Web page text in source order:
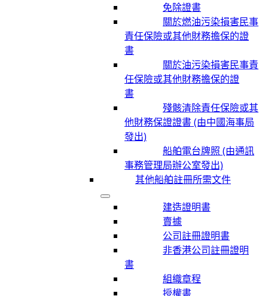
免除證書
關於燃油污染損害民事
責任保險或其他財務擔保的證
書
關於油污染損害民事責
任保險或其他財務擔保的證
書
殘骸清除責任保險或其
他財務保證證書 (由中國海事局
發出)
船舶電台牌照 (由通訊
事務管理局辦公室發出)
其他船舶註冊所需文件
建造證明書
賣據
公司註冊證明書
非香港公司註冊證明
書
組織章程
授權書